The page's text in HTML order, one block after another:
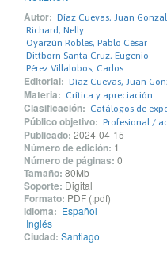
Autor: Díaz Cuevas, Juan
Richard, Nelly
Oyarzún Robles, Pablo César
Dittborn Santa Cruz, Eugenio
Pérez Villalobos, Carlos
Editorial: Díaz Cuevas, Juan
Materia: Crítica y apreciación
Clasificación: Catálogos de
Público objetivo: Profesional /
Publicado: 2024-04-15
Número de edición: 1
Número de páginas: 0
Tamaño: 80Mb
Soporte: Digital
Formato: PDF (.pdf)
Idioma: Español
Inglés
Ciudad: Santiago